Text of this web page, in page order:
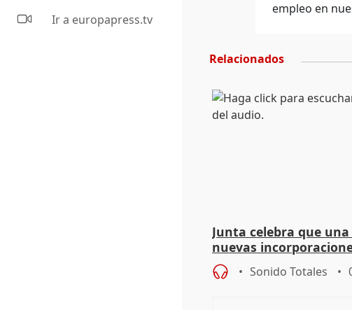
Ir a europapress.tv
empleo en
Relacionados
Junta celebra que
nuevas
andaluz son mujeres
Sonido Totales